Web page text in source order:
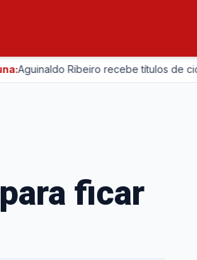
Ribeiro recebe títulos de
ficar